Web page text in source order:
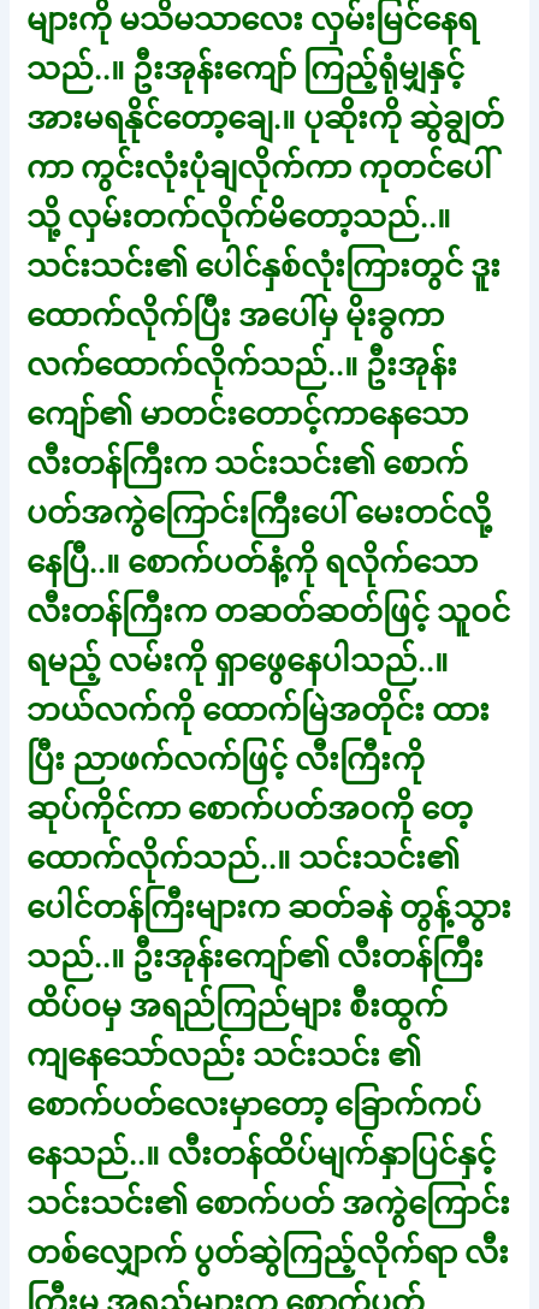
များကို မသိမသာလေး လှမ်းမြင်နေရ
သည်..။ ဦးအုန်းကျော် ကြည့်ရုံမျှနှင့်
အားမရနိုင်တော့ချေ.။ ပုဆိုးကို ဆွဲချွတ်
ကာ ကွင်းလုံးပုံချလိုက်ကာ ကုတင်ပေါ်
သို့ လှမ်းတက်လိုက်မိတော့သည်..။
သင်းသင်း၏ ပေါင်နှစ်လုံးကြားတွင် ဒူး
ထောက်လိုက်ပြီး အပေါ်မှ မိုးခွကာ
လက်ထောက်လိုက်သည်..။ ဦးအုန်း
ကျော်၏ မာတင်းတောင့်ကာနေသော
လီးတန်ကြီးက သင်းသင်း၏ စောက်
ပတ်အကွဲကြောင်းကြီးပေါ် မေးတင်လို့
နေပြီ..။ စောက်ပတ်နံ့ကို ရလိုက်သော
လီးတန်ကြီးက တဆတ်ဆတ်ဖြင့် သူဝင်
ရမည့် လမ်းကို ရှာဖွေနေပါသည်..။
ဘယ်လက်ကို ထောက်မြဲအတိုင်း ထား
ပြီး ညာဖက်လက်ဖြင့် လီးကြီးကို
ဆုပ်ကိုင်ကာ စောက်ပတ်အဝကို တေ့
ထောက်လိုက်သည်..။ သင်းသင်း၏
ပေါင်တန်ကြီးများက ဆတ်ခနဲ တွန့်သွား
သည်..။ ဦးအုန်းကျော်၏ လီးတန်ကြီး
ထိပ်ဝမှ အရည်ကြည်များ စီးထွက်
ကျနေသော်လည်း သင်းသင်း ၏
စောက်ပတ်လေးမှာတော့ ခြောက်ကပ်
နေသည်..။ လီးတန်ထိပ်မျက်နှာပြင်နှင့်
သင်းသင်း၏ စောက်ပတ် အကွဲကြောင်း
တစ်လျှောက် ပွတ်ဆွဲကြည့်လိုက်ရာ လီး